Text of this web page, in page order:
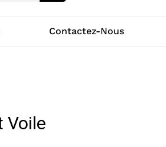
Contactez-Nous
Voile